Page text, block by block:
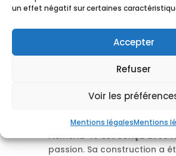
un effet négatif sur certaines
Accepter
Refuser
Voir les
Mentions légalesMentions
selon les plans de
Lebailly
Entièrement fabriqué en
l’Isméria 45 est conçu avec
passion. Sa construction a